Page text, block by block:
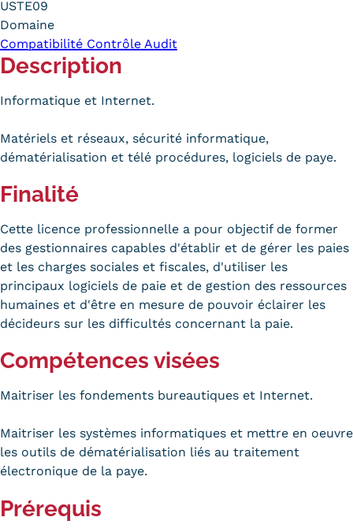
BFC
Actualités
Contact
Contacts services
Formulaire de contact
OFFRE NATIONALE
Catalogue national
Équivalences, passerelles et
USTE09
Domaine
Compatibilité Contrôle Audit
Description
Informatique et Internet.
Matériels et réseaux, sécurité informatique,
dématérialisation et télé procédures, logiciels de paye.
Finalité
Cette licence professionnelle a pour objectif de former
des gestionnaires capables d'établir et de gérer les paies
et les charges sociales et fiscales, d'utiliser les
principaux logiciels de paie et de gestion des ressources
humaines et d'être en mesure de pouvoir éclairer les
décideurs sur les difficultés concernant la paie.
Compétences visées
Maitriser les fondements bureautiques et Internet.
Maitriser les systèmes informatiques et mettre en oeuvre
les outils de dématérialisation liés au traitement
électronique de la paye.
Prérequis